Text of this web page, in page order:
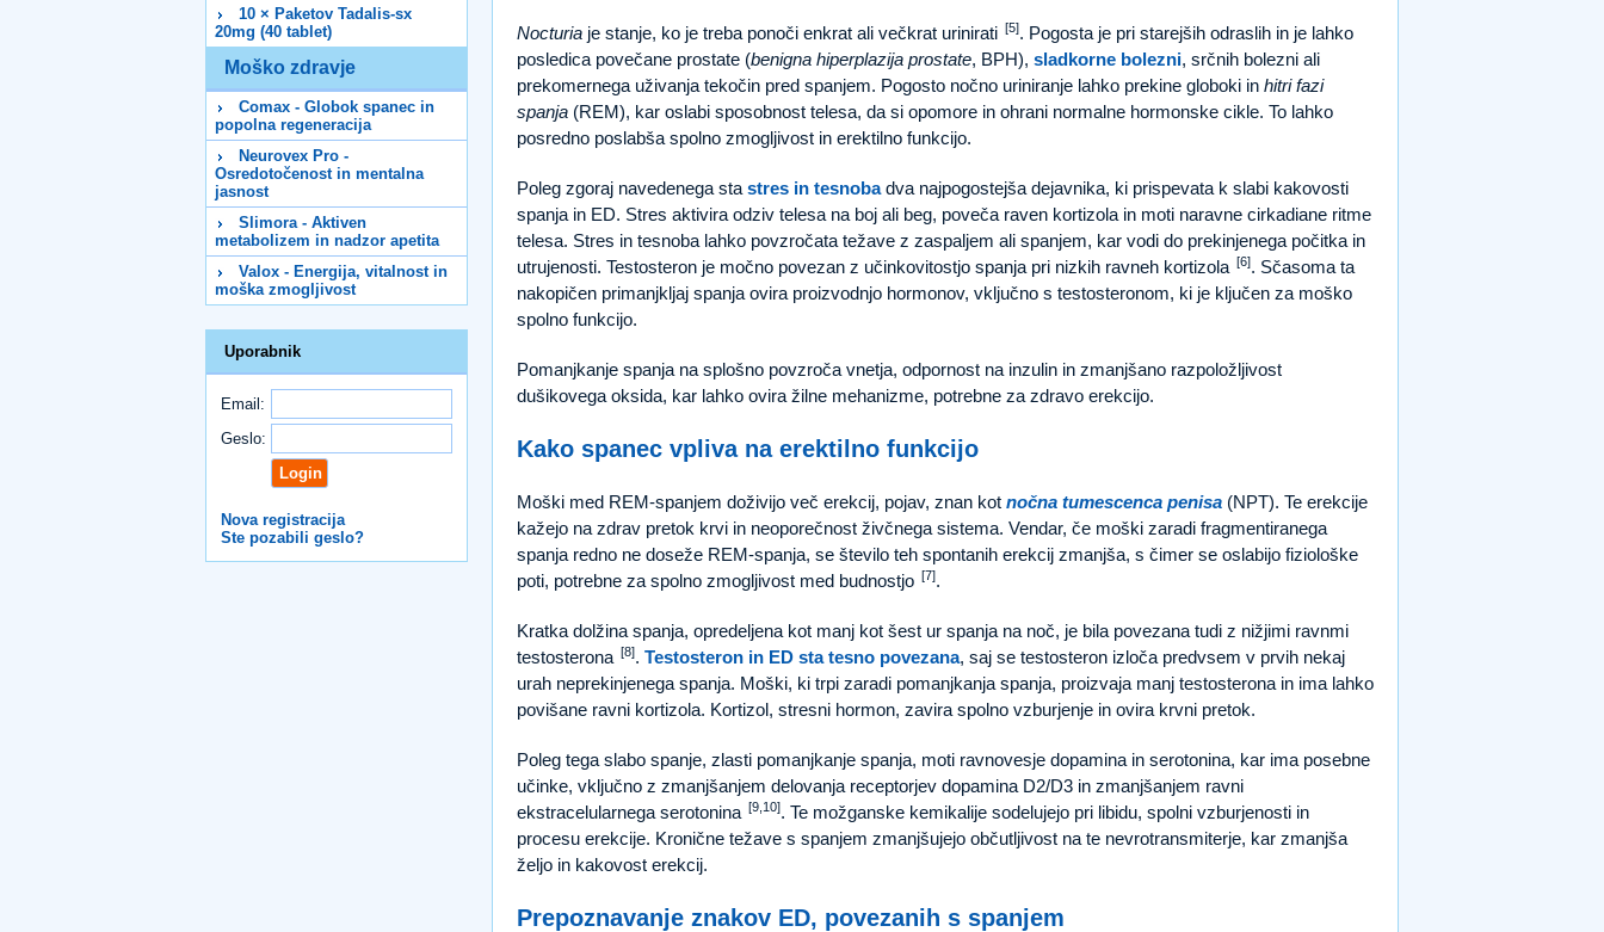
10 × Paketov Tadalis-sx
20mg (40 tablet)
Moško zdravje
Comax - Globok spanec in
popolna regeneracija
Neurovex Pro -
Osredotočenost in mentalna
jasnost
Slimora - Aktiven
metabolizem in nadzor apetita
Valox - Energija, vitalnost in
moška zmogljivost
Uporabnik
Email:
Geslo:
Nova registracija
Ste pozabili geslo?
Nocturia je stanje, ko je treba ponoči enkrat ali večkrat urinirati [5]. Pogosta je pri starejših odraslih in je lahko
posledica povečane prostate (benigna hiperplazija prostate, BPH), sladkorne bolezni, srčnih bolezni ali
prekomernega uživanja tekočin pred spanjem. Pogosto nočno uriniranje lahko prekine globoki in hitri fazi
spanja (REM), kar oslabi sposobnost telesa, da si opomore in ohrani normalne hormonske cikle. To lahko
posredno poslabša spolno zmogljivost in erektilno funkcijo.
Poleg zgoraj navedenega sta stres in tesnobadva najpogostejša dejavnika, ki prispevata k slabi kakovosti
spanja in ED. Stres aktivira odziv telesa na boj ali beg, poveča raven kortizola in moti naravne cirkadiane ritme
telesa. Stres in tesnoba lahko povzročata težave z zaspaljem ali spanjem, kar vodi do prekinjenega počitka in
utrujenosti. Testosteron je močno povezan z učinkovitostjo spanja pri nizkih ravneh kortizola [6]. Sčasoma ta
nakopičen primanjkljaj spanja ovira proizvodnjo hormonov, vključno s testosteronom, ki je ključen za moško
spolno funkcijo.
Pomanjkanje spanja na splošno povzroča vnetja, odpornost na inzulin in zmanjšano razpoložljivost
dušikovega oksida, kar lahko ovira žilne mehanizme, potrebne za zdravo erekcijo.
Kako spanec vpliva na erektilno funkcijo
Moški med REM-spanjem doživijo več erekcij, pojav, znan kot nočna tumescenca penisa (NPT). Te erekcije
kažejo na zdrav pretok krvi in neoporečnost živčnega sistema. Vendar, če moški zaradi fragmentiranega
spanja redno ne doseže REM-spanja, se število teh spontanih erekcij zmanjša, s čimer se oslabijo fiziološke
poti, potrebne za spolno zmogljivost med budnostjo [7].
Kratka dolžina spanja, opredeljena kot manj kot šest ur spanja na noč, je bila povezana tudi z nižjimi ravnmi
testosterona [8]. Testosteron in ED sta tesno povezana, saj se testosteron izloča predvsem v prvih nekaj
urah neprekinjenega spanja. Moški, ki trpi zaradi pomanjkanja spanja, proizvaja manj testosterona in ima lahko
povišane ravni kortizola. Kortizol, stresni hormon, zavira spolno vzburjenje in ovira krvni pretok.
Poleg tega slabo spanje, zlasti pomanjkanje spanja, moti ravnovesje dopamina in serotonina, kar ima posebne
učinke, vključno z zmanjšanjem delovanja receptorjev dopamina D2/D3 in zmanjšanjem ravni
ekstracelularnega serotonina [9,10]. Te možganske kemikalije sodelujejo pri libidu, spolni vzburjenosti in
procesu erekcije. Kronične težave s spanjem zmanjšujejo občutljivost na te nevrotransmiterje, kar zmanjša
željo in kakovost erekcij.
Prepoznavanje znakov ED, povezanih s spanjem